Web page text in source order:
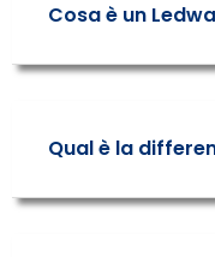
Cosa è un
Qual è la